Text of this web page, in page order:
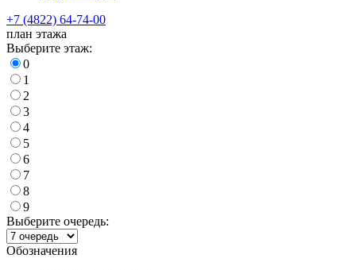
+7 (4822) 64-74-00
план этажа
Выберите этаж:
0
1
2
3
4
5
6
7
8
9
Выберите очередь:
Обозначения